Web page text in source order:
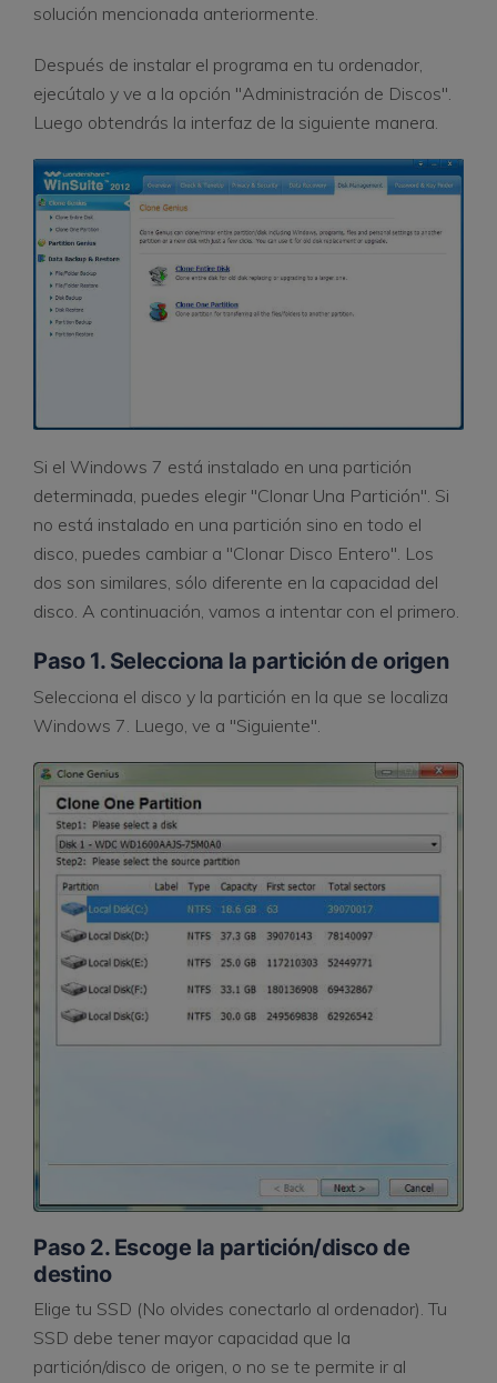
solución mencionada anteriormente.
Después de instalar el programa en tu ordenador,
ejecútalo y ve a la opción "Administración de Discos".
Luego obtendrás la interfaz de la siguiente manera.
Si el Windows 7 está instalado en una partición
determinada, puedes elegir "Clonar Una Partición". Si
no está instalado en una partición sino en todo el
disco, puedes cambiar a "Clonar Disco Entero". Los
dos son similares, sólo diferente en la capacidad del
disco. A continuación, vamos a intentar con el primero.
Paso 1. Selecciona la partición de origen
Selecciona el disco y la partición en la que se localiza
Windows 7. Luego, ve a "Siguiente".
Paso 2. Escoge la partición/disco de
destino
Elige tu SSD (No olvides conectarlo al ordenador). Tu
SSD debe tener mayor capacidad que la
partición/disco de origen, o no se te permite ir al